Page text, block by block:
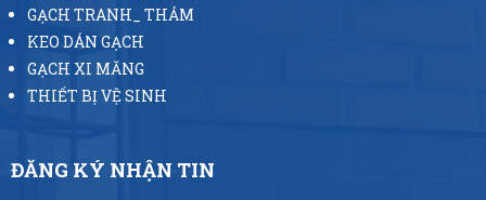
GẠCH TRANH_ THẢM
KEO DÁN GẠCH
GẠCH XI MĂNG
THIẾT BỊ VỆ SINH
ĐĂNG KÝ NHẬN TIN